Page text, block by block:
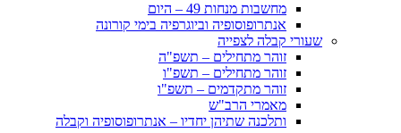
מחשבות מנחות 49 – היום
אנתרופוסופיה וביוגרפיה בימי קורונה
שעורי קבלה לצפייה
זוהר מתחילים – תשפ"ה
זוהר מתחילים – תשפ"ו
זוהר מתקדמים – תשפ"ו
מאמרי הרב"ש
ותלכנה שתיהן יחדיו – אנתרופוסופיה וקבלה